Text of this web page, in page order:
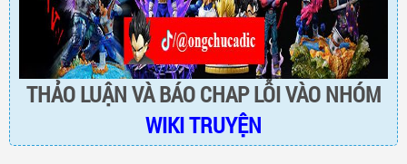
THẢO LUẬN VÀ BÁO CHAP LỖI VÀO NHÓM
WIKI TRUYỆN